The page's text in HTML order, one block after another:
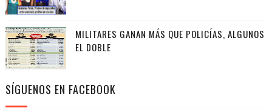
MILITARES GANAN MÁS QUE POLICÍAS, ALGUNOS
EL DOBLE
SÍGUENOS EN FACEBOOK